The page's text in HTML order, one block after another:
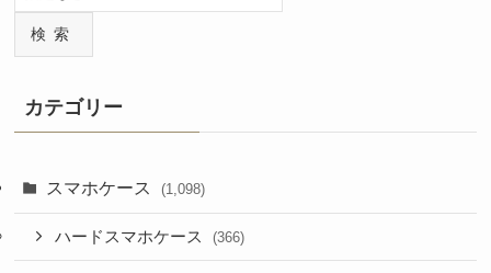
検索
カテゴリー
スマホケース (1,098)
ハードスマホケース (366)